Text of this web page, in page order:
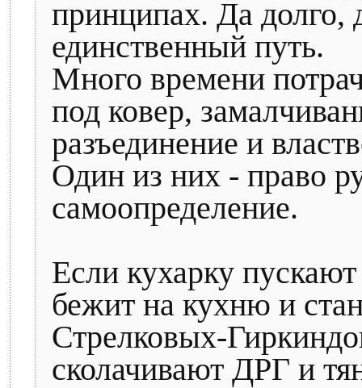
принципах. Да долго,
единственный путь.
Много времени
под ковер,
разъединение и
Один из них - право
самоопределение.
Если кухарку
бежит на кухню и
Стрелковых-
сколачивают ДРГ и